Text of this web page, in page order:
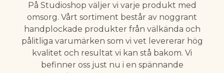
På Studioshop väljer vi varje produkt med
omsorg. Vårt sortiment består av noggrant
handplockade produkter från välkända och
pålitliga varumärken som vi vet levererar hög
kvalitet och resultat vi kan stå bakom. Vi
befinner oss just nu i en spännande